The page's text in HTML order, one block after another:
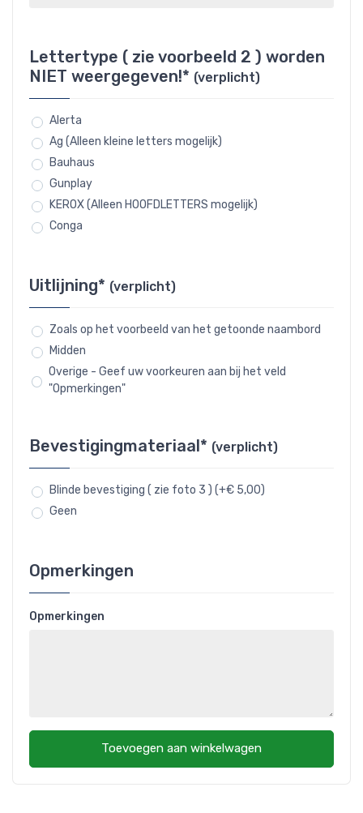
Lettertype ( zie voorbeeld 2 ) worden
NIET weergegeven!* (verplicht)
Alerta
Ag (Alleen kleine letters mogelijk)
Bauhaus
Gunplay
KEROX (Alleen HOOFDLETTERS mogelijk)
Conga
Uitlijning* (verplicht)
Zoals op het voorbeeld van het getoonde naambord
Midden
Overige - Geef uw voorkeuren aan bij het veld
"Opmerkingen"
Bevestigingmateriaal* (verplicht)
Blinde bevestiging ( zie foto 3 ) (+€ 5,00)
Geen
Opmerkingen
Opmerkingen
Toevoegen aan winkelwagen